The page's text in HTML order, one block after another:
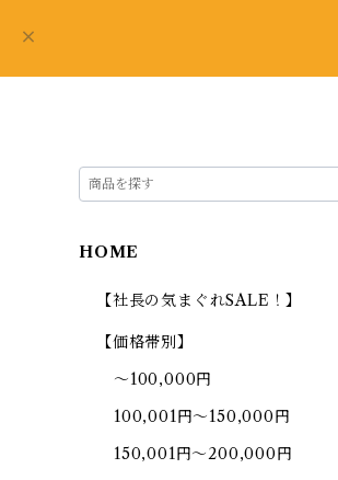
HOME
【社長の気まぐれSALE！】
【価格帯別】
～100,000円
100,001円～150,000円
150,001円～200,000円